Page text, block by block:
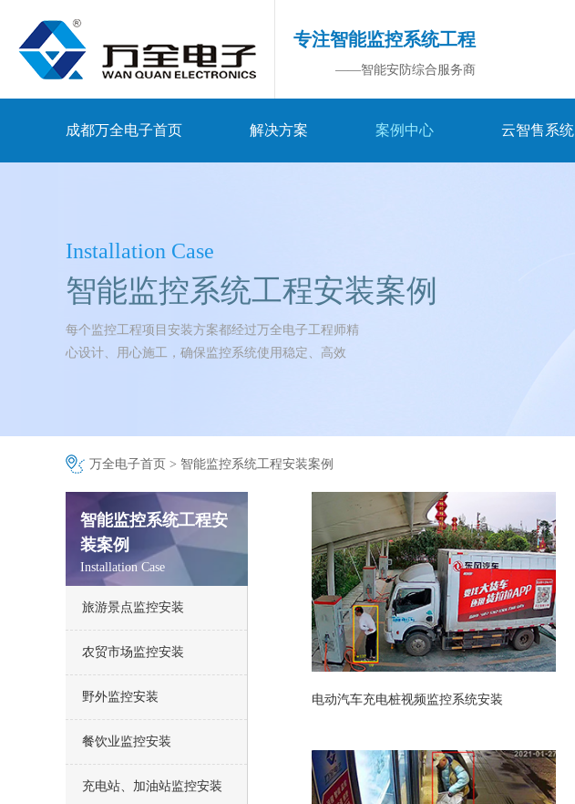
专注智能监控系统工程
——智能安防综合服务商
成都万全电子首页 解决方案 案例中心 云智售系统
Installation Case
智能监控系统工程安装案例
每个监控工程项目安装方案都经过万全电子工程师精
心设计、用心施工，确保监控系统使用稳定、高效
万全电子首页 > 智能监控系统工程安装案例
智能监控系统工程安
装案例
Installation Case
旅游景点监控安装
农贸市场监控安装
野外监控安装
餐饮业监控安装
充电站、加油站监控安装
电动汽车充电桩视频监控系统安装